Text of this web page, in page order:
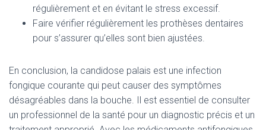
régulièrement et en évitant le stress excessif.
Faire vérifier régulièrement les prothèses dentaires
pour s’assurer qu’elles sont bien ajustées.
En conclusion, la candidose palais est une infection
fongique courante qui peut causer des symptômes
désagréables dans la bouche. Il est essentiel de consulter
un professionnel de la santé pour un diagnostic précis et un